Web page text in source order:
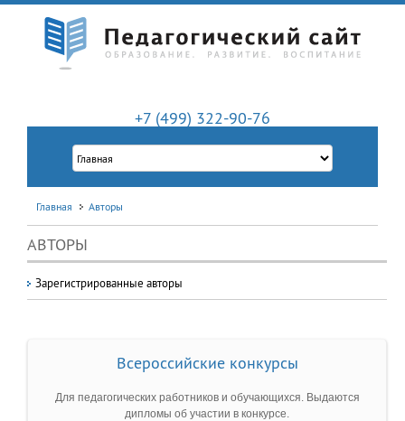
+7 (499) 322-90-76
Главная Авторы
АВТОРЫ
Зарегистрированные авторы
Всероссийские конкурсы
Для педагогических работников и обучающихся. Выдаются
дипломы об участии в конкурсе.